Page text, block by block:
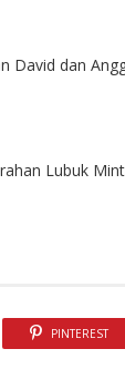
David dan
Lubuk
PINTEREST